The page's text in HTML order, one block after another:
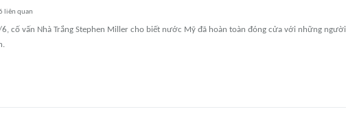
liên quan
6, cố vấn Nhà Trắng Stephen Miller cho biết nước Mỹ đã hoàn toàn đóng cửa với những người